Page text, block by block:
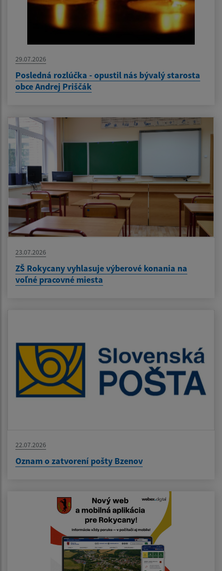
29.07.2026
Posledná rozlúčka - opustil nás bývalý starosta
obce Andrej Priščák
23.07.2026
ZŠ Rokycany vyhlasuje výberové konania na
voľné pracovné miesta
22.07.2026
Oznam o zatvorení pošty Bzenov